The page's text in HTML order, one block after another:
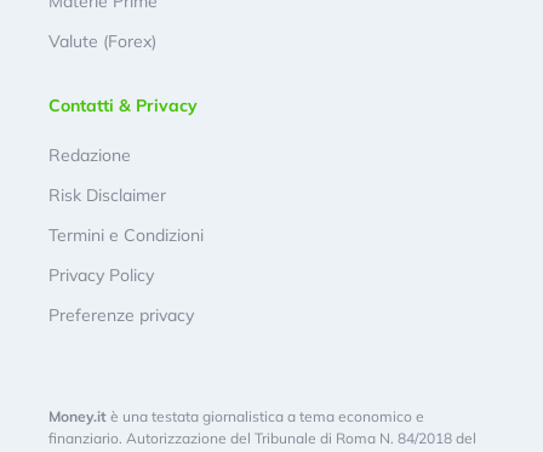
Valute (Forex)
Contatti & Privacy
Redazione
Risk Disclaimer
Termini e Condizioni
Privacy Policy
Preferenze privacy
Money.it è una testata giornalistica a tema economico e
finanziario. Autorizzazione del Tribunale di Roma N. 84/2018 del